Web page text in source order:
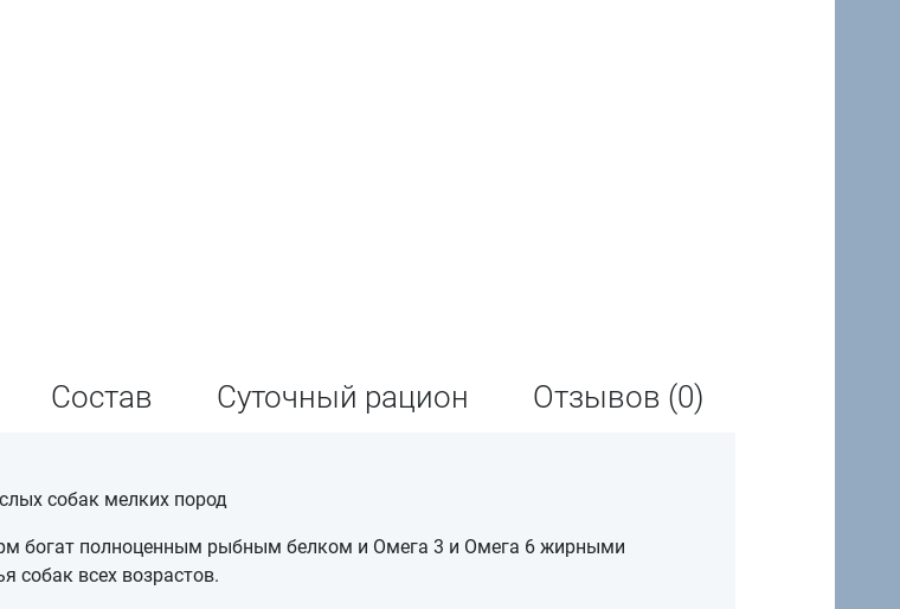
Состав Суточный рацион Отзывов (0)
собак мелких пород
богат полноценным рыбным белком и Омега 3 и Омега 6 жирными
собак всех возрастов.